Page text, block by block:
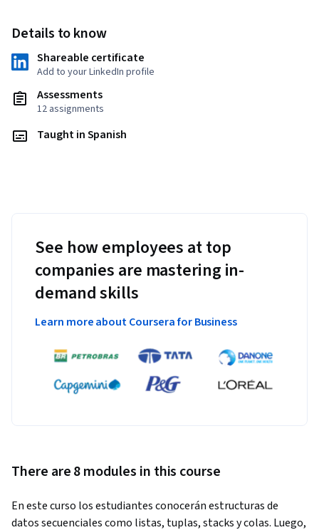
Details to know
Shareable certificate
Add to your LinkedIn profile
Assessments
12 assignments
Taught in Spanish
See how employees at top
companies are mastering in-
demand skills
Learn more about Coursera for Business
There are 8 modules in this course
En este curso los estudiantes conocerán estructuras de
datos secuenciales como listas, tuplas, stacks y colas. Luego,